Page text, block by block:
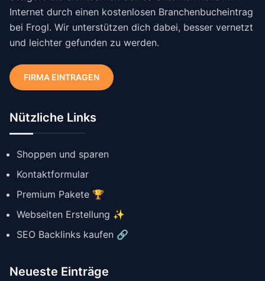
Internet durch einen kostenlosen Branchenbucheintrag
bei Frogl. Wir unterstützen dich dabei, besser vernetzt
und leichter gefunden zu werden.
FIRMA EINTRAGEN
Nützliche Links
Shoppen und sparen
Kontaktformular
Premium Pakete 🏆
Webseiten Erstellung ✨
SEO Backlinks kaufen 🔗
Neueste Einträge